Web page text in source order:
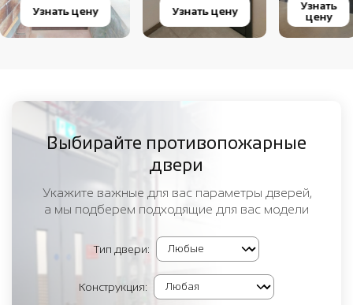
Узнать цену Узнать цену
Узнать
цену
Выбирайте противопожарные
двери
Укажите важные для вас параметры дверей,
а мы подберем подходящие для вас модели
Тип двери:
Конструкция: